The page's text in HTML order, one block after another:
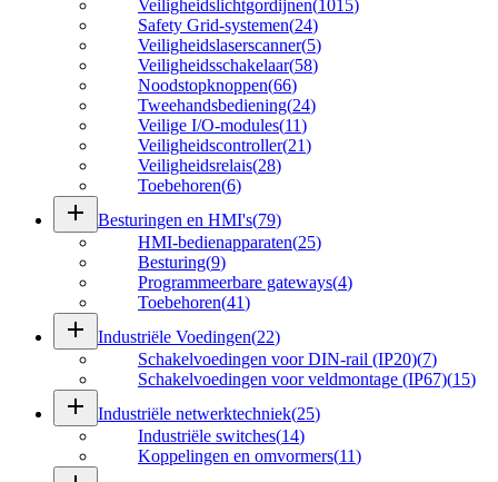
Veiligheidslichtgordijnen(1015)
Safety Grid-systemen(24)
Veiligheidslaserscanner(5)
Veiligheidsschakelaar(58)
Noodstopknoppen(66)
Tweehandsbediening(24)
Veilige I/O-modules(11)
Veiligheidscontroller(21)
Veiligheidsrelais(28)
Toebehoren(6)
add Besturingen en HMI's(79)
HMI-bedienapparaten(25)
Besturing(9)
Programmeerbare gateways(4)
Toebehoren(41)
add Industriële Voedingen(22)
Schakelvoedingen voor DIN-rail (IP20)(7)
Schakelvoedingen voor veldmontage (IP67)(15)
add Industriële netwerktechniek(25)
Industriële switches(14)
Koppelingen en omvormers(11)